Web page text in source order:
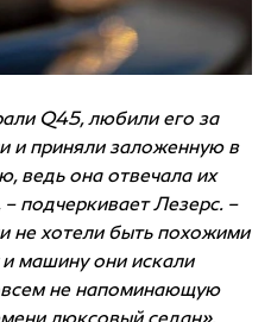
Q45, любили его за
и приняли заложенную в
ведь она отвечала их
подчеркивает Лезерс. –
не хотели быть похожими
машину они искали
не напоминающую
люксовый седан».